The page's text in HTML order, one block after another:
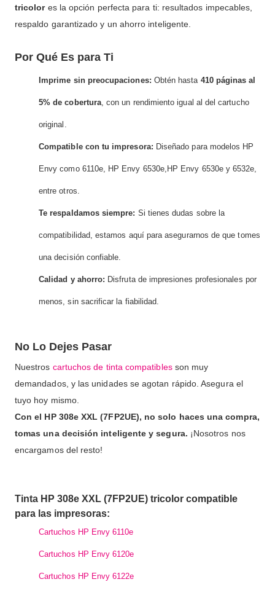
tricolor es la opción perfecta para ti: resultados impecables,
respaldo garantizado y un ahorro inteligente.
Por Qué Es para Ti
Imprime sin preocupaciones: Obtén hasta 410 páginas al
5% de cobertura, con un rendimiento igual al del cartucho
original.
Compatible con tu impresora: Diseñado para modelos HP
Envy como 6110e, HP Envy 6530e,HP Envy 6530e y 6532e,
entre otros.
Te respaldamos siempre: Si tienes dudas sobre la
compatibilidad, estamos aquí para asegurarnos de que tomes
una decisión confiable.
Calidad y ahorro: Disfruta de impresiones profesionales por
menos, sin sacrificar la fiabilidad.
No Lo Dejes Pasar
Nuestros cartuchos de tinta compatiblesson muy
demandados, y las unidades se agotan rápido. Asegura el
tuyo hoy mismo.
Con el HP 308e XXL (7FP2UE), no solo haces una compra,
tomas una decisión inteligente y segura. ¡Nosotros nos
encargamos del resto!
Tinta HP 308e XXL (7FP2UE) tricolor compatible
para las impresoras:
Cartuchos HP Envy 6110e
Cartuchos HP Envy 6120e
Cartuchos HP Envy 6122e